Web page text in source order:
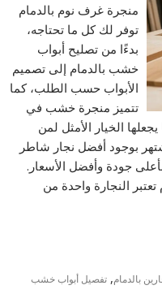
منجرة غرف نوم بالدمام
توفر لك كل ما تحتاجه،
بدءًا من تصليح أبواب
خشب بالدمام إلى تصميم
الأبواب حسب الطلب، كما
تتميز منجرة خشب في
الخيار الأمثل لمن
بوجود أفضل نجار شاطر
جودة وأفضل الأسعار.
النجارة واحدة من
بالدمام,تفصيل أبواب خشب